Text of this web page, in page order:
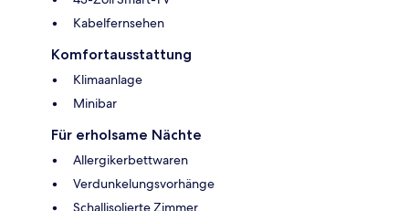
Kabelfernsehen
Komfortausstattung
Klimaanlage
Minibar
Für erholsame Nächte
Allergikerbettwaren
Verdunkelungsvorhänge
Schallisolierte Zimmer